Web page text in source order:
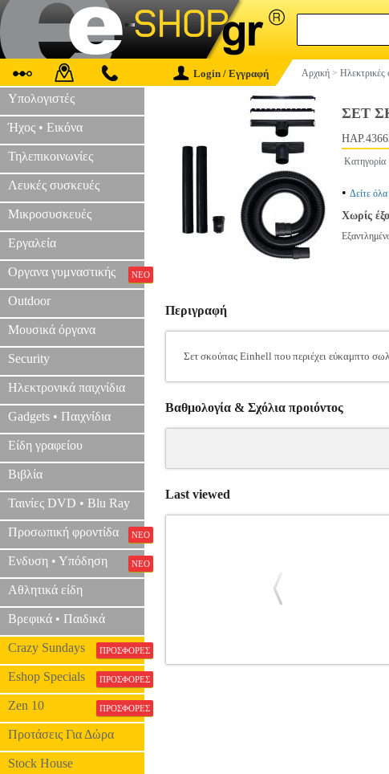
Login / Εγγραφή Αρχική > Ηλεκτρικές
Υπολογιστές
Ήχος • Εικόνα
Τηλεπικοινωνίες
Λευκές συσκευές
Μικροσυσκευές
Εργαλεία
Οργανα γυμναστικής ΝΕΟ
Outdoor
Μουσικά όργανα
Security
Ηλεκτρονικά παιχνίδια
Gadgets • Παιχνίδια
Είδη γραφείου
Βιβλία
Ταινίες DVD • Blu Ray
Προσωπική φροντίδα ΝΕΟ
Ενδυση • Υπόδηση ΝΕΟ
Αθλητικά είδη
Βρεφικά • Παιδικά
Crazy Sundays ΠΡΟΣΦΟΡΕΣ
Eshop Specials ΠΡΟΣΦΟΡΕΣ
Zen 10 ΠΡΟΣΦΟΡΕΣ
Προτάσεις Για Δώρα
Stock House
ΣΕΤ
Κατηγορία
• Δείτε
Χωρίς
Περιγραφή
Σετ σκούπας Einhell που περιέχει εύκαμπτο
Βαθμολογία & Σχόλια προιόντος
Last viewed